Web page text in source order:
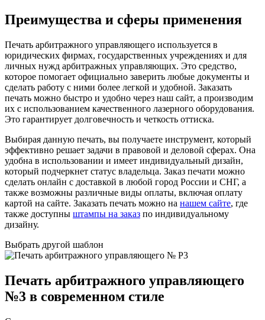
Преимущества и сферы применения
Печать арбитражного управляющего используется в
юридических фирмах, государственных учреждениях и для
личных нужд арбитражных управляющих. Это средство,
которое помогает официально заверить любые документы и
сделать работу с ними более легкой и удобной. Заказать
печать можно быстро и удобно через наш сайт, а производим
их с использованием качественного лазерного оборудования.
Это гарантирует долговечность и четкость оттиска.
Выбирая данную печать, вы получаете инструмент, который
эффективно решает задачи в правовой и деловой сферах. Она
удобна в использовании и имеет индивидуальный дизайн,
который подчеркнет статус владельца. Заказ печати можно
сделать онлайн с доставкой в любой город России и СНГ, а
также возможны различные виды оплаты, включая оплату
картой на сайте. Заказать печать можно на нашем сайте, где
также доступны штампы на заказ по индивидуальному
дизайну.
Выбрать другой шаблон
Печать арбитражного управляющего
№3 в современном стиле